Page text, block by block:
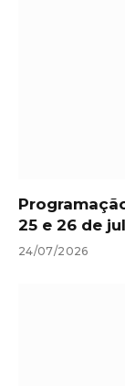
25 e 26 de
24/07/2026